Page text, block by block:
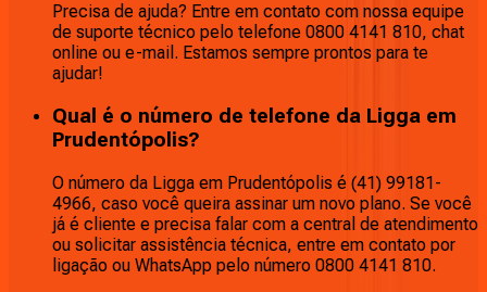
Precisa de ajuda? Entre em contato com nossa equipe
de suporte técnico pelo telefone 0800 4141 810, chat
online ou e-mail. Estamos sempre prontos para te
ajudar!
Qual é o número de telefone da Ligga em
Prudentópolis?
O número da Ligga em Prudentópolis é (41) 99181-
4966, caso você queira assinar um novo plano. Se você
já é cliente e precisa falar com a central de atendimento
ou solicitar assistência técnica, entre em contato por
ligação ou WhatsApp pelo número 0800 4141 810.